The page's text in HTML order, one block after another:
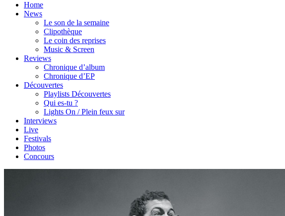
Home
News
Le son de la semaine
Clipothèque
Le coin des reprises
Music & Screen
Reviews
Chronique d’album
Chronique d’EP
Découvertes
Playlists Découvertes
Qui es-tu ?
Lights On / Plein feux sur
Interviews
Live
Festivals
Photos
Concours